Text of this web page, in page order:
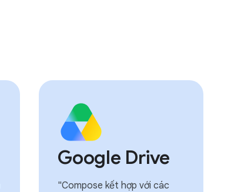
Google Drive
"Compose kết hợp với các